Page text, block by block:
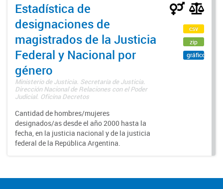
Estadística de
designaciones de
magistrados de la Justicia
Federal y Nacional por
género
Ministerio de Justicia. Secretaría de Justicia.
Dirección Nacional de Relaciones con el Poder
Judicial. Oficina Decretos
Cantidad de hombres/mujeres
designados/as desde el año 2000 hasta la
fecha, en la justicia nacional y de la justicia
federal de la República Argentina.
csv
zip
gráfico